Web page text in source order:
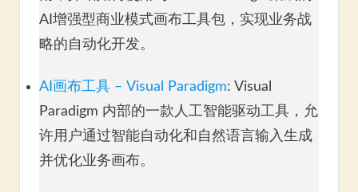
AI增强型商业模式画布工具包，实现业务战
略的自动化开发。
AI画布工具 – Visual Paradigm: Visual
Paradigm 内部的一款人工智能驱动工具，允
许用户通过智能自动化和自然语言输入生成
并优化业务画布。